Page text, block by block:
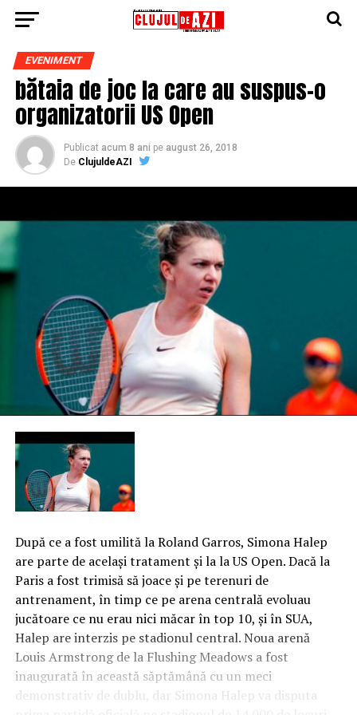
EVENIMENT
bătaia de joc la care au suspus-o
organizatorii US Open
Publicat acum 8 ani pe august 26, 2018
De ClujuldeAZI
După ce a fost umilită la Roland Garros, Simona Halep
are parte de acelaşi tratament şi la la US Open. Dacă la
Paris a fost trimisă să joace şi pe terenuri de
antrenament, în timp ce pe arena centrală evoluau
jucătoare ce nu erau nici măcar în top 10, şi în SUA,
Halep are interzis pe stadionul central. Noua arenă
Louis Armstrong de la Flushing Meadows a fost
inaugurată în această săptămână cu un meci
demonstrativ de dublu, dar Simona Halep va disputa